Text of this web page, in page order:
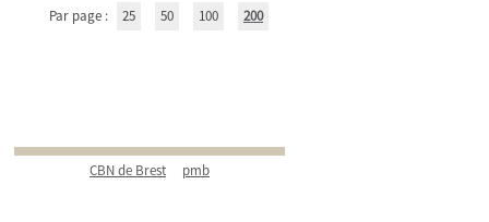
Par page :
25 50 100 200
CBN de Brest pmb